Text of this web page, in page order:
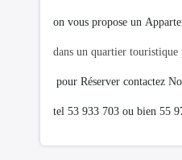
on vous propose un
dans un quartier touristique
pour Réserver contactez
tel 53 933 703 ou bien 55